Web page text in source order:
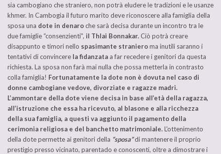
sia cambogiano che straniero, non potrà eludere le tradizioni e le usanze
khmer. In Cambogia il futuro marito deve riconoscere alla famiglia della
sposa una dote in denaroche sarà decisa durante un incontro tra le
due famiglie “consenzienti”, il Thlai Bonnakar.Ciò potrà creare
disappunto e timori nello spasimante stranieroma inutili saranno i
tentativi di convincere la fidanzata a far recedere i genitori da questa
richiesta. La sposa non farà mai nulla che possa metterla in contrasto
colla famiglia! Fortunatamente la dote non è dovuta nel caso di
donne cambogiane vedove, divorziate e ragazze madri.
L’ammontare della dote viene decisa in base all’età della ragazza,
all’istruzione che essa ha ricevuto, al blasone e alla ricchezza
della sua famiglia, a questi va aggiunto il pagamento della
cerimonia religiosa e del banchetto matrimoniale.L'ottenimento
della dote permette ai genitori della “sposa”di mantenere il proprio
prestigio presso vicinato, parentado e conoscenti, oltre a dimostrare i